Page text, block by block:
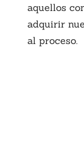
aquellos
adquirir
al proceso.